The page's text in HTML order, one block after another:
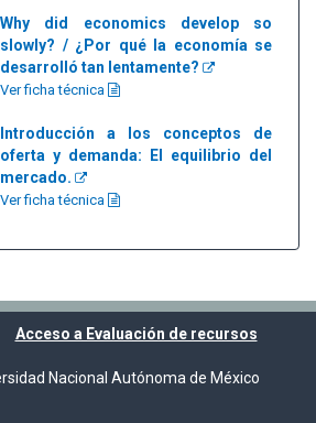
Why did economics develop so
slowly? / ¿Por qué la economía se
desarrolló tan lentamente?
Ver ficha técnica
Introducción a los conceptos de
oferta y demanda: El equilibrio del
mercado.
Ver ficha técnica
Acceso a Evaluación de recursos
Nacional Autónoma de México